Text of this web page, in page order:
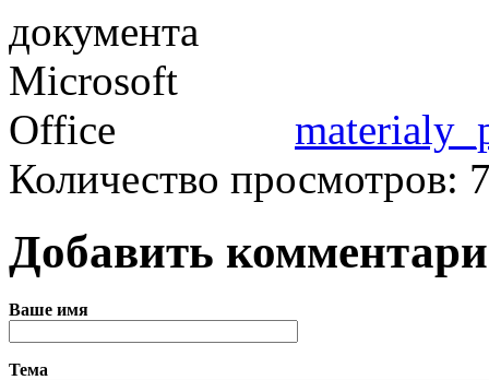
Количество просмотров:
Добавить
Ваше имя
Тема